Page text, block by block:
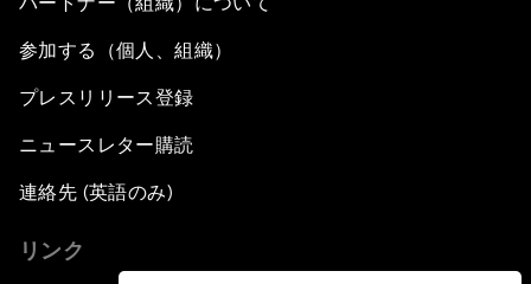
参加する（個人、組織）
プレスリリース登録
ニュースレター購読
連絡先 (英語のみ)
リンク